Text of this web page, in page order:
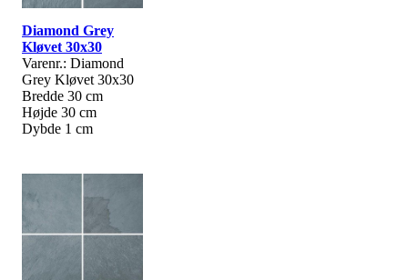
Diamond Grey
Kløvet 30x30
Varenr.: Diamond
Grey Kløvet 30x30
Bredde 30 cm
Højde 30 cm
Dybde 1 cm